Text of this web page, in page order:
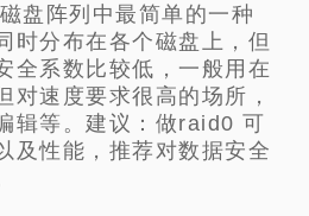
盘阵列中最简单的一种
时分布在各个磁盘上，但
全系数比较低，一般用在
对速度要求很高的场所，
辑等。建议：做raid0 可
及性能，推荐对数据安全